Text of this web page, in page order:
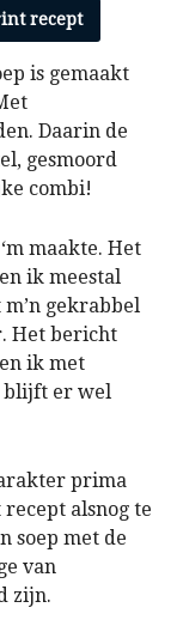
recept
is gemaakt
Daarin de
gesmoord
combi!
maakte. Het
ik meestal
gekrabbel
Het bericht
ik met
blijft er wel
prima
alsnog te
soep met de
van
zijn.